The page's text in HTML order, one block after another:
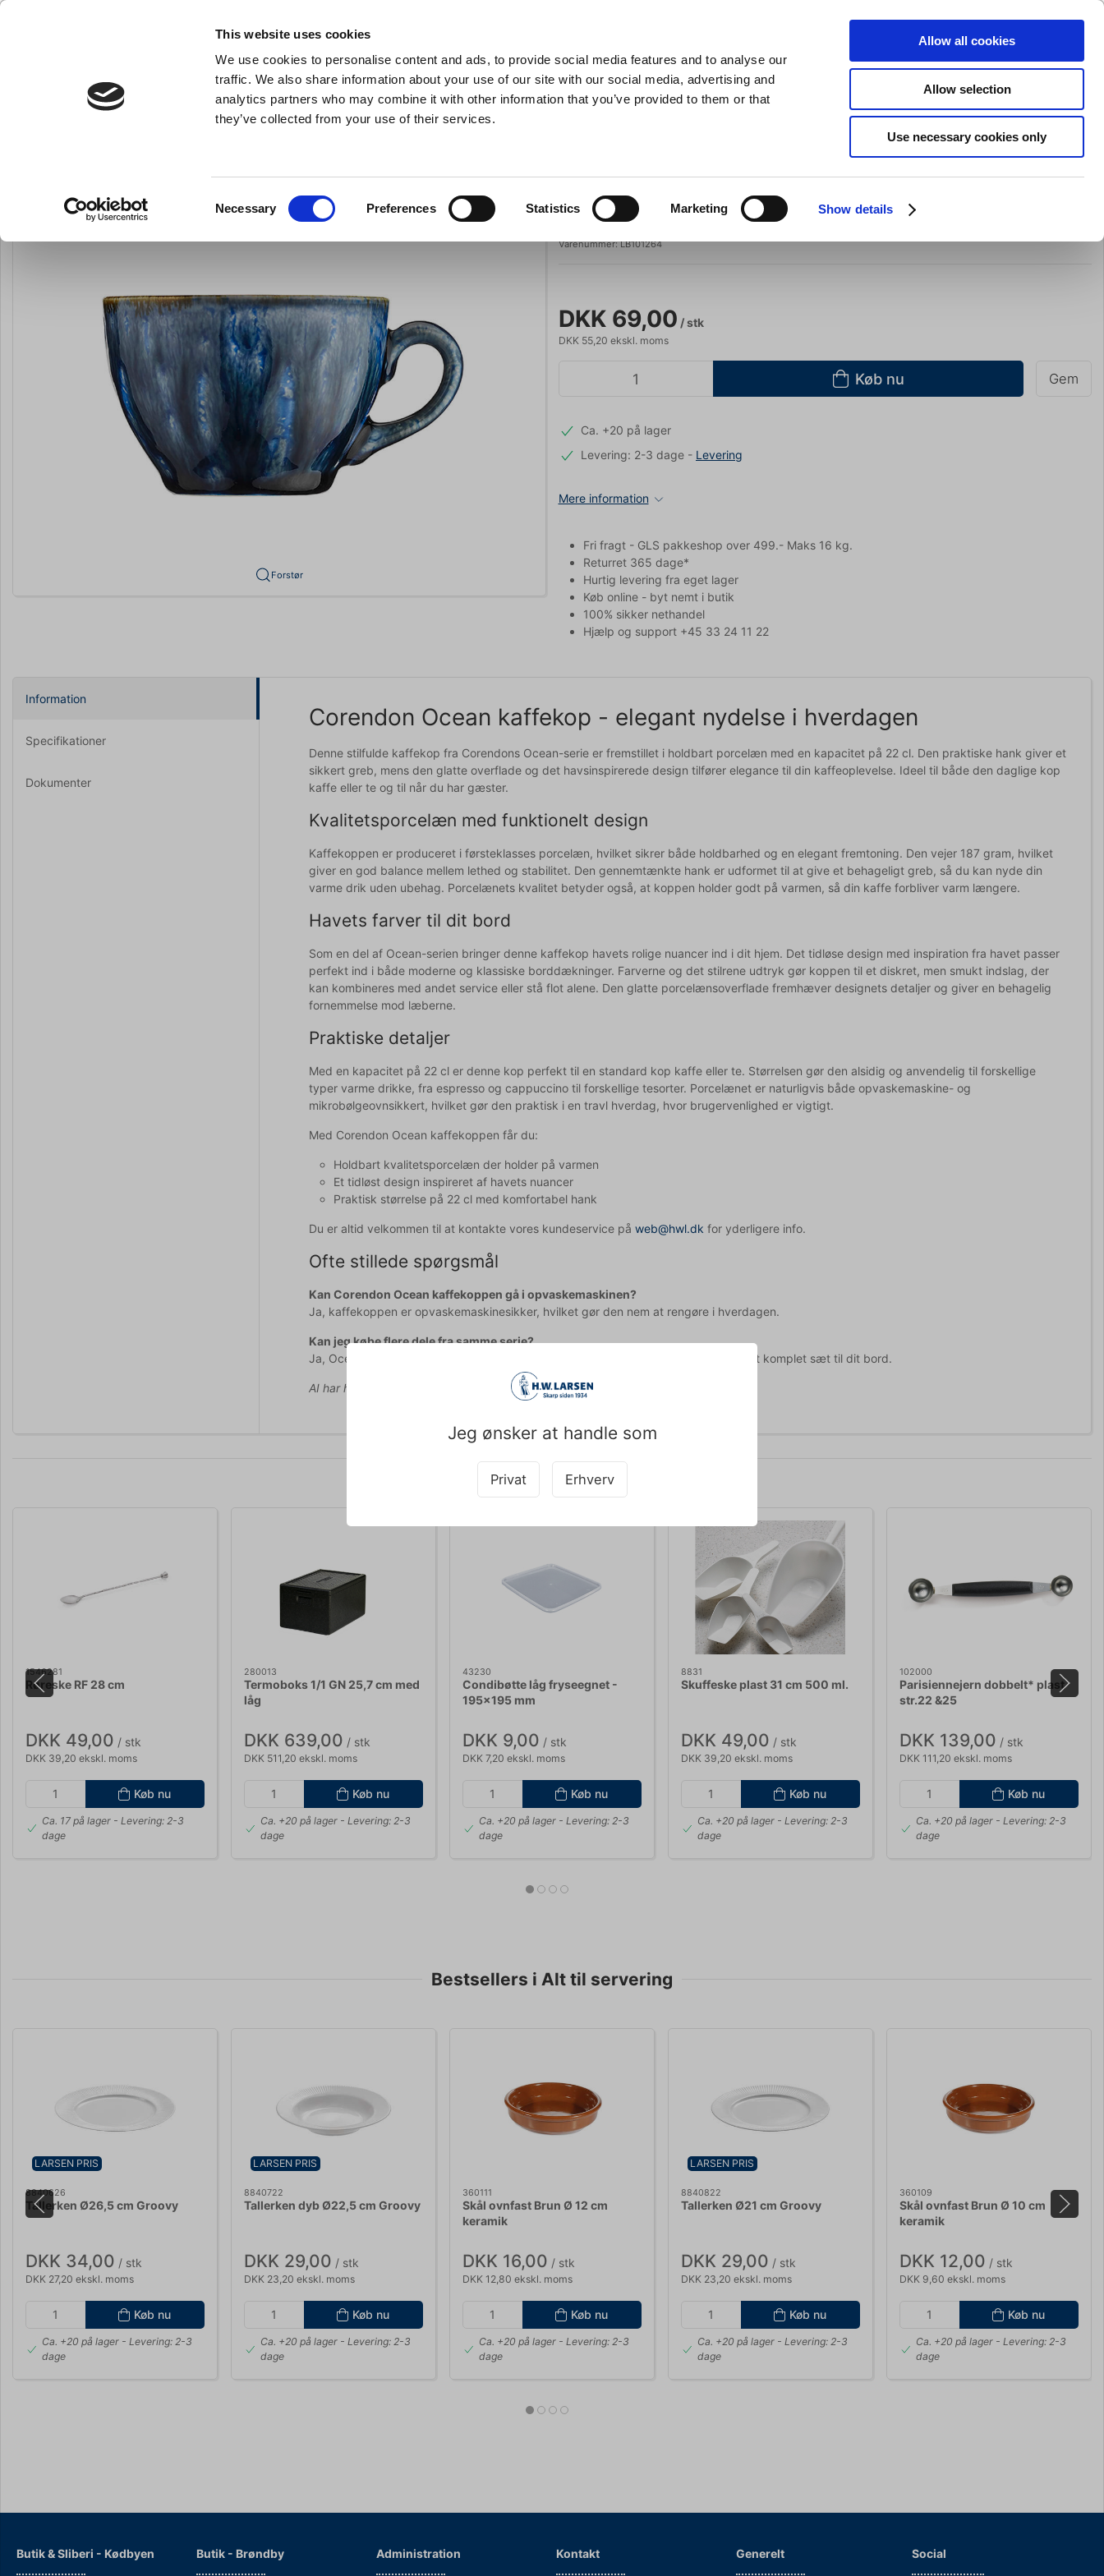
This website uses cookies
We use cookies to personalise content and ads, to provide social media features and to analyse our
traffic. We also share information about your use of our site with our social media, advertising and
analytics partners who may combine it with other information that you’ve provided to them or that
they’ve collected from your use of their services.
Necessary Preferences Statistics Marketing Show details
Allow all cookies
Allow selection
Use necessary cookies only
- Køkkenudstyr til professionelle og entusiaster Søg Indkøbskurv (0)
Køkkenredskaber Gryder & Pander Grill Barudstyr Tilbud Brands Slibning
Jeg ønsker at handle som
Privat Erhverv
Forstør
Corendon
Kaffekop m/hank, 22 cl Corendon Ocean
Varenummer:LB101264
DKK 69,00 / stk
DKK 55,20 ekskl. moms
Køb nu Gem
Ca. +20 på lager
Levering: 2-3 dage - Levering
Mere information
Fri fragt - GLS pakkeshop over 499.- Maks 16 kg.
Returret 365 dage*
Hurtig levering fra eget lager
Køb online - byt nemt i butik
100% sikker nethandel
Hjælp og support +45 33 24 11 22
Information
Specifikationer
Dokumenter
Corendon Ocean kaffekop - elegant nydelse i hverdagen
Denne stilfulde kaffekop fra Corendons Ocean-serie er fremstillet i holdbart porcelæn med en kapacitet på 22 cl. Den praktiske hank giver et
sikkert greb, mens den glatte overflade og det havsinspirerede design tilfører elegance til din kaffeoplevelse. Ideel til både den daglige kop
kaffe eller te og til når du har gæster.
Kvalitetsporcelæn med funktionelt design
Kaffekoppen er produceret i førsteklasses porcelæn, hvilket sikrer både holdbarhed og en elegant fremtoning. Den vejer 187 gram, hvilket
giver en god balance mellem lethed og stabilitet. Den gennemtænkte hank er udformet til at give et behageligt greb, så du kan nyde din
varme drik uden ubehag. Porcelænets kvalitet betyder også, at koppen holder godt på varmen, så din kaffe forbliver varm længere.
Havets farver til dit bord
Som en del af Ocean-serien bringer denne kaffekop havets rolige nuancer ind i dit hjem. Det tidløse design med inspiration fra havet passer
perfekt ind i både moderne og klassiske borddækninger. Farverne og det stilrene udtryk gør koppen til et diskret, men smukt indslag, der
kan kombineres med andet service eller stå flot alene. Den glatte porcelænsoverflade fremhæver designets detaljer og giver en behagelig
fornemmelse mod læberne.
Praktiske detaljer
Med en kapacitet på 22 cl er denne kop perfekt til en standard kop kaffe eller te. Størrelsen gør den alsidig og anvendelig til forskellige
typer varme drikke, fra espresso og cappuccino til forskellige tesorter. Porcelænet er naturligvis både opvaskemaskine- og
mikrobølgeovnsikkert, hvilket gør den praktisk i en travl hverdag, hvor brugervenlighed er vigtigt.
Med Corendon Ocean kaffekoppen får du:
Holdbart kvalitetsporcelæn der holder på varmen
Et tidløst design inspireret af havets nuancer
Praktisk størrelse på 22 cl med komfortabel hank
Du er altid velkommen til at kontakte vores kundeservice på web@hwl.dk for yderligere info.
Ofte stillede spørgsmål
Kan Corendon Ocean kaffekoppen gå i opvaskemaskinen?
Ja, kaffekoppen er opvaskemaskinesikker, hvilket gør den nem at rengøre i hverdagen.
Kan jeg købe flere dele fra samme serie?
Ja, Ocean-serien fra Corendon omfatter flere produkter, så du kan sammensætte et komplet sæt til dit bord.
AI har hjulpet med teksten og derfor tages der forbehold for fejl.
Købt sammen med
1546281
Røreske RF 28 cm
DKK 49,00 / stk
DKK 39,20 ekskl. moms
Køb nu
Ca. 17 på lager - Levering: 2-3
dage
280013
Termoboks 1/1 GN 25,7 cm med
låg
DKK 639,00 / stk
DKK 511,20 ekskl. moms
Køb nu
Ca. +20 på lager- Levering: 2-3
dage
43230
Condibøtte låg fryseegnet -
195x195 mm
DKK 9,00 / stk
DKK 7,20 ekskl. moms
Køb nu
Ca. +20 på lager- Levering: 2-3
dage
8831
Skuffeske plast 31 cm 500 ml.
DKK 49,00 / stk
DKK 39,20 ekskl. moms
Køb nu
Ca. +20 på lager- Levering: 2-3
dage
102000
Parisiennejern dobbelt* plast
str.22 &25
DKK 139,00 / stk
DKK 111,20 ekskl. moms
Køb nu
Ca. +20 på lager- Levering: 2-3
dage
Bestsellers i Alt til servering
LARSEN PRIS
8840626
Tallerken Ø26,5 cm Groovy
DKK 34,00 / stk
DKK 27,20 ekskl. moms
Køb nu
Ca. +20 på lager- Levering: 2-3
dage
LARSEN PRIS
8840722
Tallerken dyb Ø22,5 cm Groovy
DKK 29,00 / stk
DKK 23,20 ekskl. moms
Køb nu
Ca. +20 på lager- Levering: 2-3
dage
360111
Skål ovnfast Brun Ø 12 cm
keramik
DKK 16,00 / stk
DKK 12,80 ekskl. moms
Køb nu
Ca. +20 på lager- Levering: 2-3
dage
LARSEN PRIS
8840822
Tallerken Ø21 cm Groovy
DKK 29,00 / stk
DKK 23,20 ekskl. moms
Køb nu
Ca. +20 på lager- Levering: 2-3
dage
360109
Skål ovnfast Brun Ø 10 cm
keramik
DKK 12,00 / stk
DKK 9,60 ekskl. moms
Køb nu
Ca. +20 på lager- Levering: 2-3
dage
Butik & Sliberi - Kødbyen Butik - Brøndby Administration Kontakt Generelt Social